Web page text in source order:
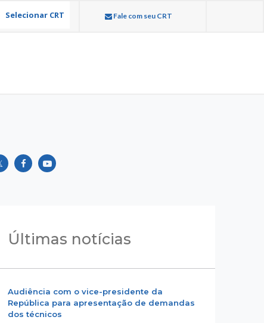
Selecionar CRT Fale com seu CRT
Últimas notícias
Audiência com o vice-presidente da
República para apresentação de demandas
dos técnicos